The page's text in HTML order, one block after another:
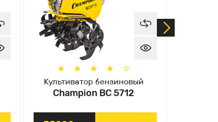
Культиватор бензиновый
Champion ВC 5712